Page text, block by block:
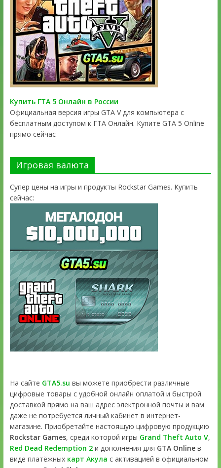
Купить ГТА 5 Онлайн в России
Официальная версия игры GTA V для компьютера с
бесплатным доступом к ГТА Онлайн. Купите GTA 5 Online
прямо сейчас
Игровая валюта
Супер цены на игры и продукты Rockstar Games. Купить
сейчас:
На сайте GTA5.su вы можете приобрести различные
цифровые товары с удобной онлайн оплатой и быстрой
доставкой прямо на ваш адрес электронной почты и вам
даже не потребуется личный кабинет в интернет-
магазине. Приобретайте настоящую цифровую продукцию
Rockstar Games, среди которой игры Grand Theft Auto V,
Red Dead Redemption 2и дополнения для GTA Onlineв
виде платёжных карт Акула с активацией в официальном